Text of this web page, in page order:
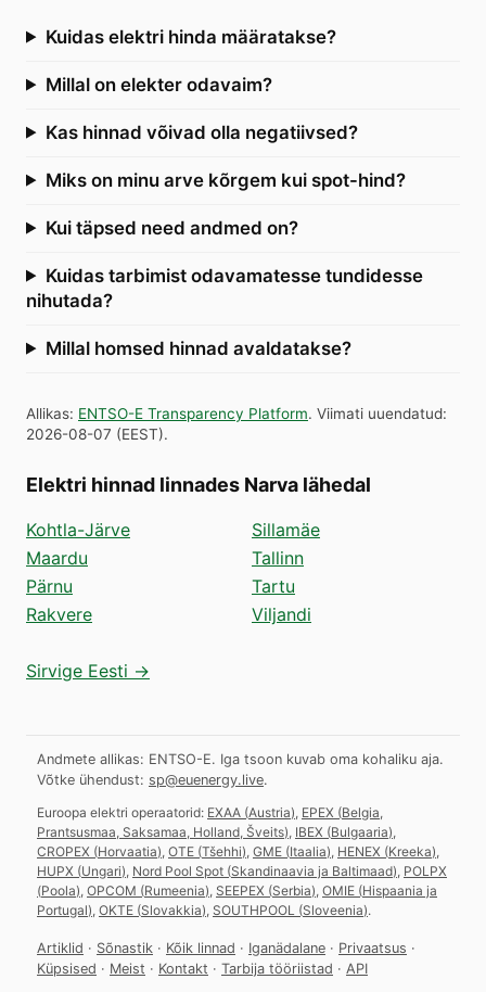
Kuidas elektri hinda määratakse?
Millal on elekter odavaim?
Kas hinnad võivad olla negatiivsed?
Miks on minu arve kõrgem kui spot-hind?
Kui täpsed need andmed on?
Kuidas tarbimist odavamatesse tundidesse
nihutada?
Millal homsed hinnad avaldatakse?
Allikas: ENTSO-E Transparency Platform. Viimati uuendatud:
2026-08-07 (EEST).
Elektri hinnad linnades Narva lähedal
Kohtla-Järve
Maardu
Pärnu
Rakvere
Sillamäe
Tallinn
Tartu
Viljandi
Sirvige Eesti →
Andmete allikas: ENTSO-E. Iga tsoon kuvab oma kohaliku aja.
Võtke ühendust: sp@euenergy.live.
Euroopa elektri operaatorid: EXAA (Austria) EPEX (Belgia,
Prantsusmaa, Saksamaa, Holland, Šveits) IBEX (Bulgaaria)
CROPEX (Horvaatia) OTE (Tšehhi) GME (Itaalia) HENEX (Kreeka)
HUPX (Ungari) Nord Pool Spot (Skandinaavia ja Baltimaad) POLPX
(Poola) OPCOM (Rumeenia) SEEPEX (Serbia) OMIE (Hispaania ja
Portugal) OKTE (Slovakkia) SOUTHPOOL (Sloveenia).
Artiklid · Sõnastik · Kõik linnad · Iganädalane · Privaatsus ·
Küpsised · Meist · Kontakt · Tarbija tööriistad · API